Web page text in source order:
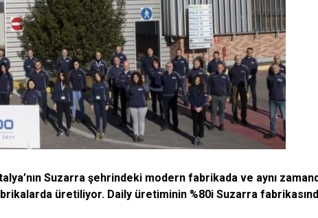
Suzarra şehrindeki modern fabrikada ve aynı
üretiliyor. Daily üretiminin %80i Suzarra